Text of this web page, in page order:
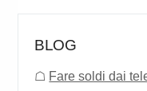
BLOG
☖ Fare soldi dai